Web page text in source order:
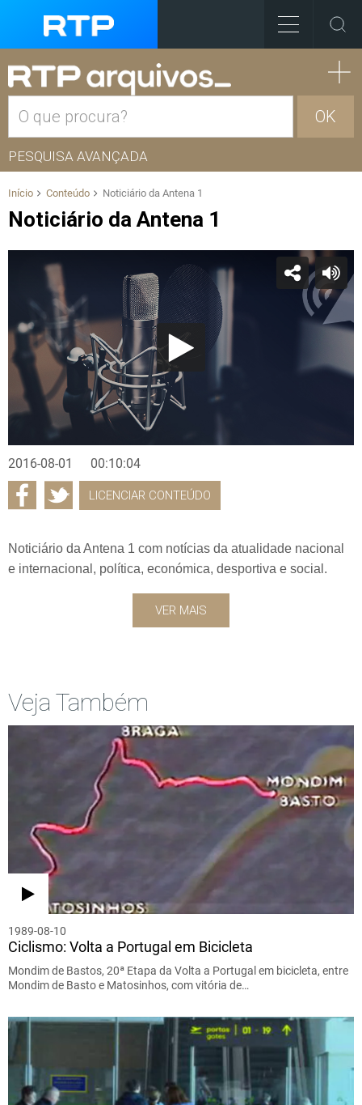
OK
PESQUISA AVANÇADA
Início Conteúdo Noticiário da Antena 1
Noticiário da Antena 1
2016-08-01 00:10:04
LICENCIAR CONTEÚDO
Noticiário da Antena 1 com notícias da atualidade nacional
e internacional, política, económica, desportiva e social.
VER MAIS
Veja Também
1989-08-10
Ciclismo: Volta a Portugal em Bicicleta
Mondim de Bastos, 20ª Etapa da Volta a Portugal em bicicleta, entre
Mondim de Basto e Matosinhos, com vitória de…